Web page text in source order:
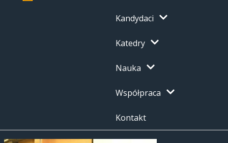
Kandydaci
Katedry
Nauka
Współpraca
Kontakt